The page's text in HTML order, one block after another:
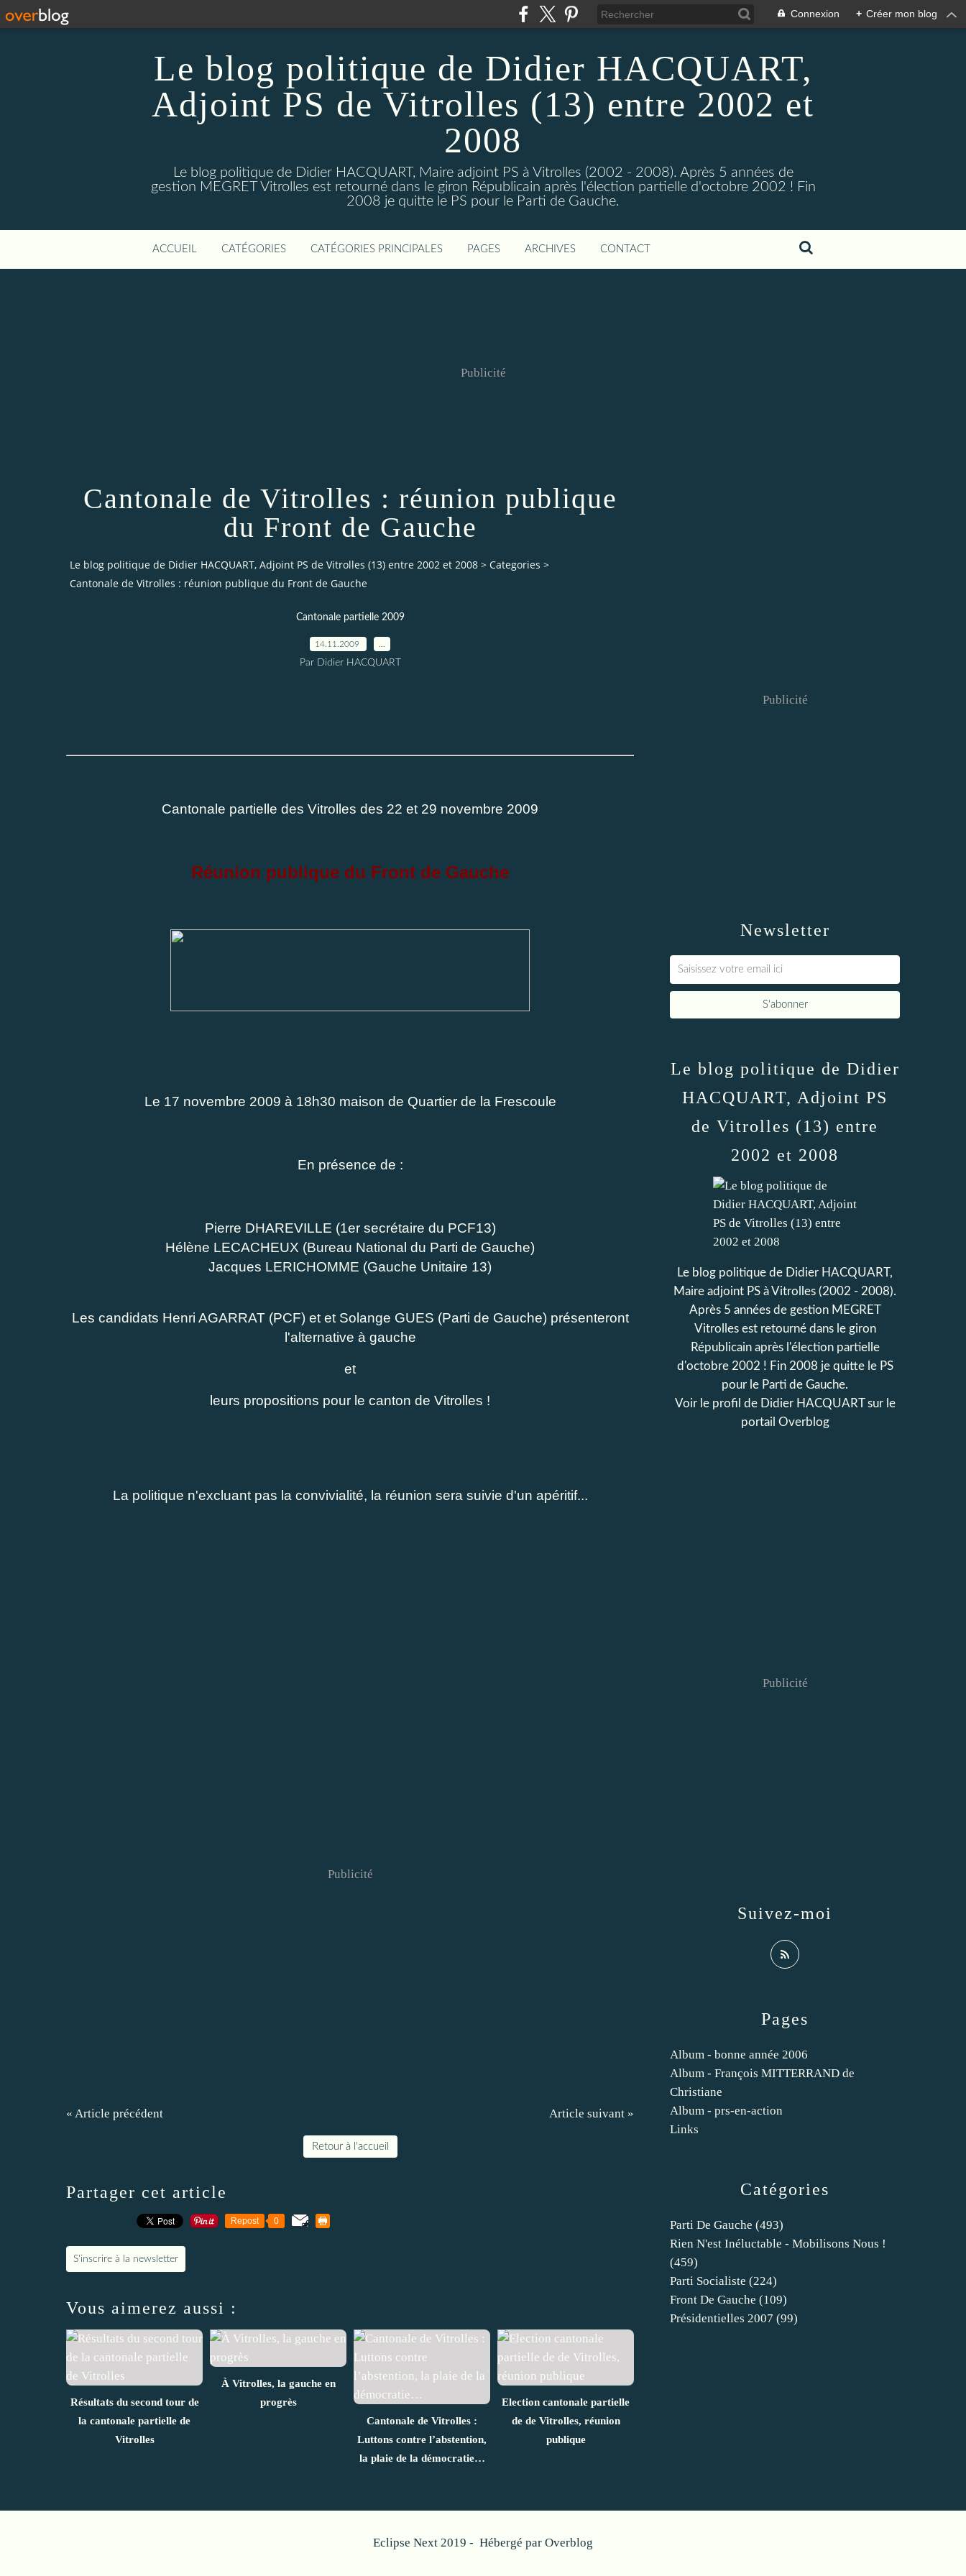
Connexion + Créer mon blog
Le blog politique de Didier HACQUART,
Adjoint PS de Vitrolles (13) entre 2002 et
2008
Le blog politique de Didier HACQUART, Maire adjoint PS à Vitrolles (2002 - 2008). Après 5 années de
gestion MEGRET Vitrolles est retourné dans le giron Républicain après l'élection partielle d'octobre 2002 ! Fin
2008 je quitte le PS pour le Parti de Gauche.
ACCUEIL CATÉGORIES CATÉGORIES PRINCIPALES PAGES ARCHIVES CONTACT
Publicité
Cantonale de Vitrolles : réunion publique
du Front de Gauche
Le blog politique de Didier HACQUART, Adjoint PS de Vitrolles (13) entre 2002 et 2008 > Categories >
Cantonale de Vitrolles : réunion publique du Front de Gauche
Cantonale partielle 2009
14.11.2009
Par Didier HACQUART
Cantonale partielle des Vitrolles des 22 et 29 novembre 2009
Réunion publique du Front de Gauche
Le 17 novembre 2009 à 18h30 maison de Quartier de la Frescoule
En présence de :
Pierre DHAREVILLE (1er secrétaire du PCF13)
Hélène LECACHEUX (Bureau National du Parti de Gauche)
Jacques LERICHOMME (Gauche Unitaire 13)
Les candidats Henri AGARRAT (PCF) et et Solange GUES (Parti de Gauche) présenteront
l'alternative à gauche
et
leurs propositions pour le canton de Vitrolles !
La politique n'excluant pas la convivialité, la réunion sera suivie d'un apéritif...
Publicité
« Article précédent Article suivant »
Retour à l'accueil
Partager cet article
Repost 0
S'inscrire à la newsletter
Vous aimerez aussi :
Résultats du second tour de
la cantonale partielle de
Vitrolles
À Vitrolles, la gauche en
progrès
Cantonale de Vitrolles :
Luttons contre l’abstention,
la plaie de la démocratie…
Election cantonale partielle
de de Vitrolles, réunion
publique
Newsletter
Publicité
Catégories
Parti De Gauche (493)
Rien N'est Inéluctable - Mobilisons Nous !
(459)
Parti Socialiste (224)
Front De Gauche (109)
Présidentielles 2007 (99)
Pages
Album - bonne année 2006
Album - François MITTERRAND de
Christiane
Album - prs-en-action
Links
Le blog politique de Didier
HACQUART, Adjoint PS
de Vitrolles (13) entre
2002 et 2008
Le blog politique de Didier HACQUART,
Maire adjoint PS à Vitrolles (2002 - 2008).
Après 5 années de gestion MEGRET
Vitrolles est retourné dans le giron
Républicain après l'élection partielle
d'octobre 2002 ! Fin 2008 je quitte le PS
pour le Parti de Gauche.
Voir le profil de Didier HACQUARTsur le
portail Overblog
Suivez-moi
Publicité
Eclipse Next 2019 - Hébergé par Overblog